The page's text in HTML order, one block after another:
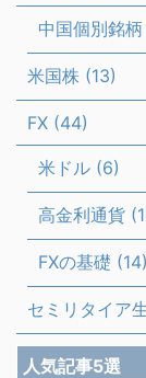
中国個別銘
米国株 (13)
FX (44)
米ドル (6)
高金利通貨
FXの基礎 (14)
セミリタイア
人気記事5選